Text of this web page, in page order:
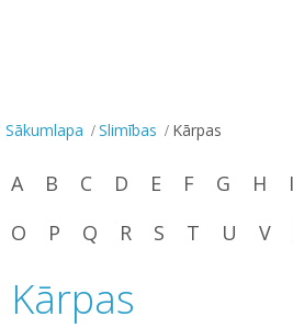
Sākumlapa Slimības Kārpas
A B C D E F G H I
O
P Q R S T U V
Kārpas